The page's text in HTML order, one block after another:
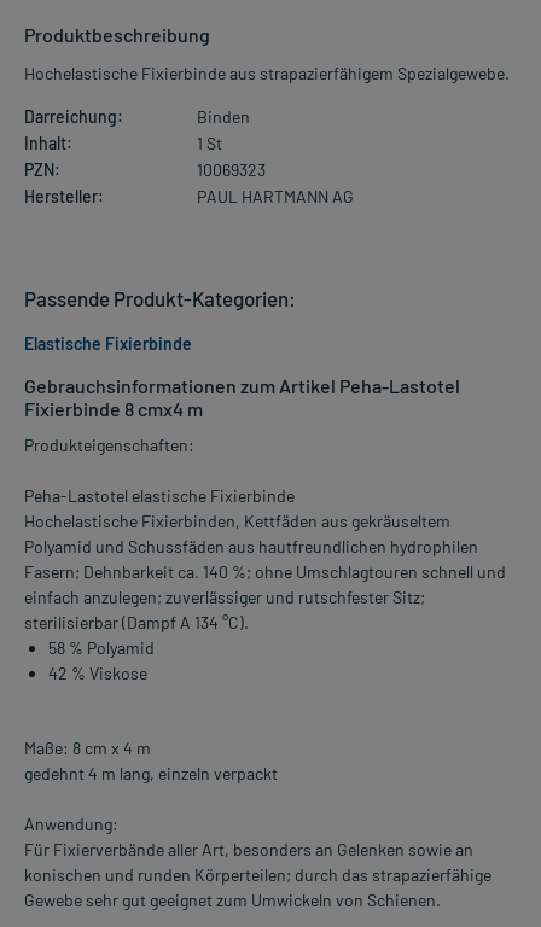
Produktbeschreibung
Hochelastische Fixierbinde aus strapazierfähigem Spezialgewebe.
Darreichung:
Binden
Inhalt:
1 St
PZN:
10069323
Hersteller:
PAUL HARTMANN AG
Gebrauchsinformationen zum Artikel Peha-Lastotel
Fixierbinde 8 cmx4 m
Produkteigenschaften:
Peha-Lastotel elastische Fixierbinde
Hochelastische Fixierbinden, Kettfäden aus gekräuseltem
Polyamid und Schussfäden aus hautfreundlichen hydrophilen
Fasern; Dehnbarkeit ca. 140 %; ohne Umschlagtouren schnell und
einfach anzulegen; zuverlässiger und rutschfester Sitz;
sterilisierbar (Dampf A 134 °C).
58 % Polyamid
42 % Viskose
Maße: 8 cm x 4 m
gedehnt 4 m lang, einzeln verpackt
Anwendung:
Für Fixierverbände aller Art, besonders an Gelenken sowie an
konischen und runden Körperteilen; durch das strapazierfähige
Gewebe sehr gut geeignet zum Umwickeln von Schienen.
Passende Produkt-Kategorien:
Elastische Fixierbinde